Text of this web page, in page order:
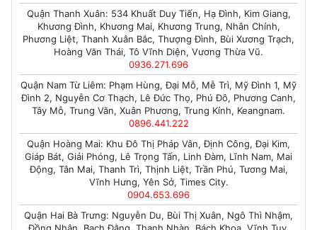
Quận Thanh Xuân: 534 Khuất Duy Tiến, Hạ Đình, Kim Giang,
Khương Đình, Khương Mai, Khương Trung, Nhân Chính,
Phương Liệt, Thanh Xuân Bắc, Thượng Đình, Bùi Xương Trạch,
Hoàng Văn Thái, Tô Vĩnh Diện, Vương Thừa Vũ.
0936.271.696
Quận Nam Từ Liêm: Phạm Hùng, Đại Mỗ, Mễ Trì, Mỹ Đình 1, Mỹ
Đình 2, Nguyễn Cơ Thạch, Lê Đức Thọ, Phú Đô, Phương Canh,
Tây Mỗ, Trung Văn, Xuân Phương, Trung Kính, Keangnam.
0896.441.222
Quận Hoàng Mai: Khu Đô Thị Pháp Vân, Định Công, Đại Kim,
Giáp Bát, Giải Phóng, Lê Trọng Tấn, Linh Đàm, Lĩnh Nam, Mai
Động, Tân Mai, Thanh Trì, Thịnh Liệt, Trần Phú, Tương Mai,
Vĩnh Hưng, Yên Sở, Times City.
0904.653.696
Quận Hai Bà Trưng: Nguyễn Du, Bùi Thị Xuân, Ngô Thì Nhậm,